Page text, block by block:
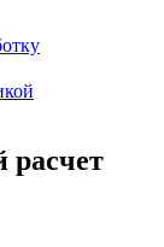
расчет